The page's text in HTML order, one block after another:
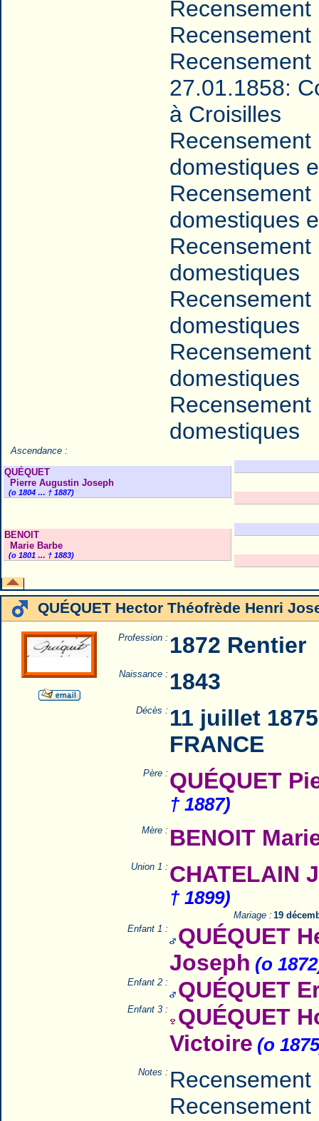
27.01.1858:
à Croisilles
domestiques
domestiques
domestiques
domestiques
domestiques
domestiques
QUÉQUET
Pierre Augustin Joseph
(o 1804 … † 1887)
BENOIT
Marie Barbe
(o 1801 … † 1883)
Ascendance :
QUÉQUET Hector Théofrède Henri
Profession : 1872 Rentier
Naissance : 1843
Décès : 11 juillet
FRANCE
Père : QUÉQUET
† 1887)
Mère : BENOIT
Union 1 : CHATELAIN
† 1899)
Mariage : 19
Enfant 1 :
QUÉQUET
Joseph (o
Enfant 2 : QUÉQUET
Enfant 3 :
QUÉQUET
Victoire (o
Notes :